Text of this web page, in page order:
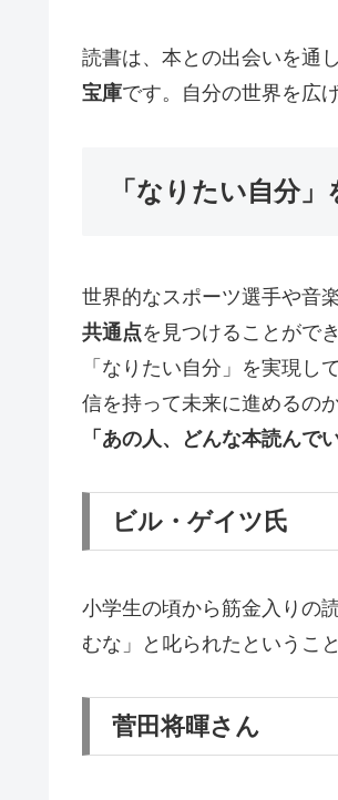
読書は、本との出会いを通
宝庫です。自分の世界を広
「なりたい自分
世界的なスポーツ選手や音
共通点を見つけることがで
「なりたい自分」を実現
信を持って未来に進めるの
「あの人、どんな本読んで
ビル・ゲイツ氏
小学生の頃から筋金入りの
むな」と叱られたというこ
菅田将暉さん